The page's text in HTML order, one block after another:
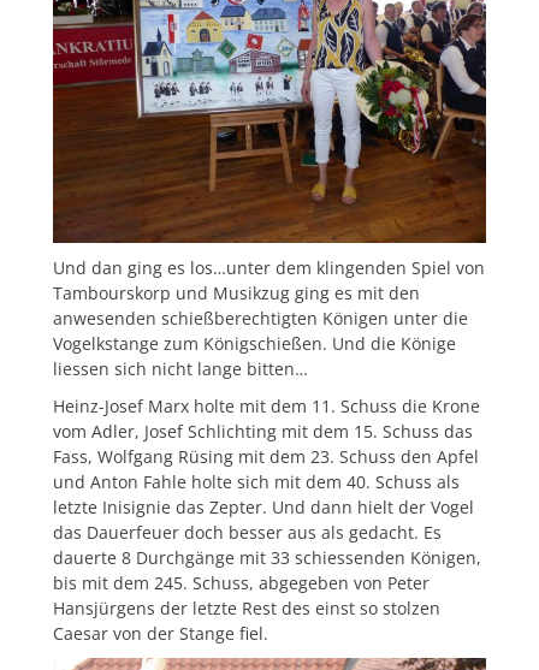
Und dan ging es los…unter dem klingenden Spiel von
Tambourskorp und Musikzug ging es mit den
anwesenden schießberechtigten Königen unter die
Vogelkstange zum Königschießen. Und die Könige
liessen sich nicht lange bitten…
Heinz-Josef Marx holte mit dem 11. Schuss die Krone
vom Adler, Josef Schlichting mit dem 15. Schuss das
Fass, Wolfgang Rüsing mit dem 23. Schuss den Apfel
und Anton Fahle holte sich mit dem 40. Schuss als
letzte Inisignie das Zepter. Und dann hielt der Vogel
das Dauerfeuer doch besser aus als gedacht. Es
dauerte 8 Durchgänge mit 33 schiessenden Königen,
bis mit dem 245. Schuss, abgegeben von Peter
Hansjürgens der letzte Rest des einst so stolzen
Caesar von der Stange fiel.